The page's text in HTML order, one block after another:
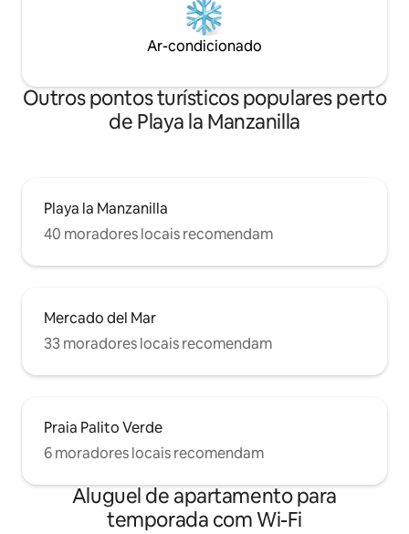
Ar-condicionado
Outros pontos turísticos populares perto
de Playa la Manzanilla
Playa la Manzanilla
40 moradores locais recomendam
Mercado del Mar
33 moradores locais recomendam
Praia Palito Verde
6 moradores locais recomendam
Aluguel de apartamento para
temporada com Wi-Fi